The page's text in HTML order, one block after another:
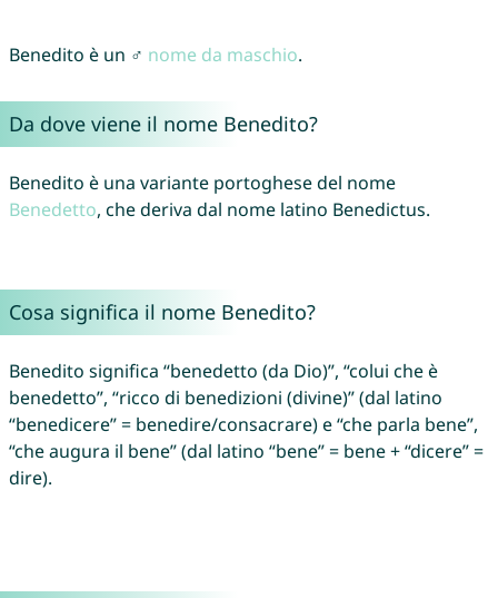
Benedito è un ♂ nome da maschio.
Da dove viene il nome Benedito?
Benedito è una variante portoghese del nome
Benedetto, che deriva dal nome latino Benedictus.
Cosa significa il nome Benedito?
Benedito significa “benedetto (da Dio)”, “colui che è
benedetto”, “ricco di benedizioni (divine)” (dal latino
“benedicere” = benedire/consacrare) e “che parla bene”,
“che augura il bene” (dal latino “bene” = bene + “dicere” =
dire).